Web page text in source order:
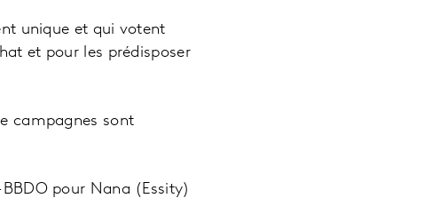
unique et qui votent
et pour les prédisposer
campagnes sont
pour Nana (Essity)